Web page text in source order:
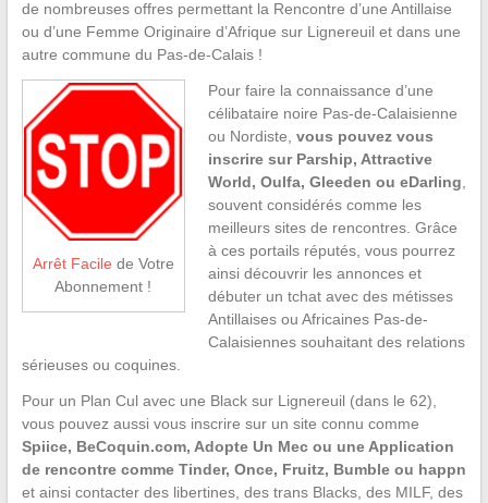
de nombreuses offres permettant la Rencontre d’une Antillaise
ou d’une Femme Originaire d’Afrique sur Lignereuil et dans une
autre commune du Pas-de-Calais !
Arrêt Facile de Votre
Abonnement !
Pour faire la connaissance d’une
célibataire noire Pas-de-Calaisienne
ou Nordiste, vous pouvez vous
inscrire sur Parship, Attractive
World, Oulfa, Gleeden ou eDarling,
souvent considérés comme les
meilleurs sites de rencontres. Grâce
à ces portails réputés, vous pourrez
ainsi découvrir les annonces et
débuter un tchat avec des métisses
Antillaises ou Africaines Pas-de-
Calaisiennes souhaitant des relations
sérieuses ou coquines.
Pour un Plan Cul avec une Black sur Lignereuil (dans le 62),
vous pouvez aussi vous inscrire sur un site connu comme
Spiice, BeCoquin.com, Adopte Un Mec ou une Application
de rencontre comme Tinder, Once, Fruitz, Bumble ou happn
et ainsi contacter des libertines, des trans Blacks, des MILF, des